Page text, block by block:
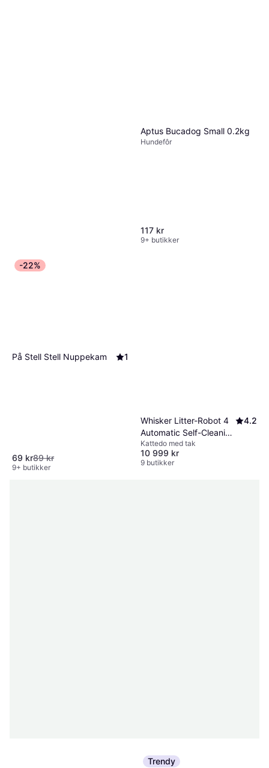
Aptus Bucadog Small 0.2kg
Hundefôr
117 kr
9+ butikker
-22%
På Stell Stell Nuppekam 1
69 kr89 kr
9+ butikker
Whisker Litter-Robot 4
Automatic Self-Cleaning
Cat Litter Box - Black
4.2
Kattedo med tak
10 999 kr
9 butikker
Trendy